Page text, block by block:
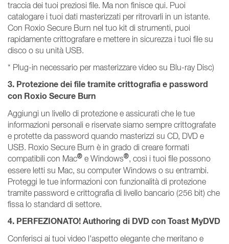
traccia dei tuoi preziosi file. Ma non finisce qui. Puoi
catalogare i tuoi dati masterizzati per ritrovarli in un istante.
Con Roxio Secure Burn nel tuo kit di strumenti, puoi
rapidamente crittografare e mettere in sicurezza i tuoi file su
disco o su unità USB.
* Plug-in necessario per masterizzare video su Blu-ray Disc)
3. Protezione dei file tramite crittografia e password
con Roxio Secure Burn
Aggiungi un livello di protezione e assicurati che le tue
informazioni personali e riservate siamo sempre crittografate
e protette da password quando masterizzi su CD, DVD e
USB. Roxio Secure Burn è in grado di creare formati
compatibili con Mac® e Windows®, così i tuoi file possono
essere letti su Mac, su computer Windows o su entrambi.
Proteggi le tue informazioni con funzionalità di protezione
tramite password e crittografia di livello bancario (256 bit) che
fissa lo standard di settore.
4. PERFEZIONATO! Authoring di DVD con Toast MyDVD
Conferisci ai tuoi video l'aspetto elegante che meritano e